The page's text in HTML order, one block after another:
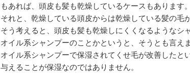
もあれば、頭皮も髪も乾燥しているケースもあります。
それと、乾燥している頭皮からは乾燥している髪の毛
そう考えると、頭皮も髪も乾燥しにくくなるようなシ
オイル系シャンプーのことかというと、そうとも言えま
オイル系シャンプーで保湿されてくせ毛が改善したと
与えることが保湿なのではありません。